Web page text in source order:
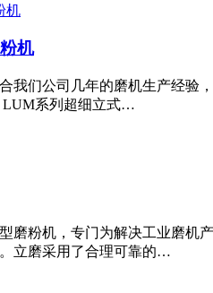
机
我们公司几年的磨机生产经验
LUM系列超细立式…
磨粉机，专门为解决工业磨机
立磨采用了合理可靠的…